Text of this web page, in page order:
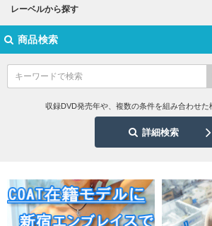
レーベルから探す
商品検索
収録DVD発売年や、複数の条件を組み合わせた
詳細検索